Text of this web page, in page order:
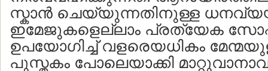
സ്കാന്‍ ചെയ്യുന്നതിനുള്ള
ഇമേജുകളെല്ലാം പ്രത്യേക
ഉപയോഗിച്ച് വളരെയധികം
പുസ്തകം പോലെയാക്കി